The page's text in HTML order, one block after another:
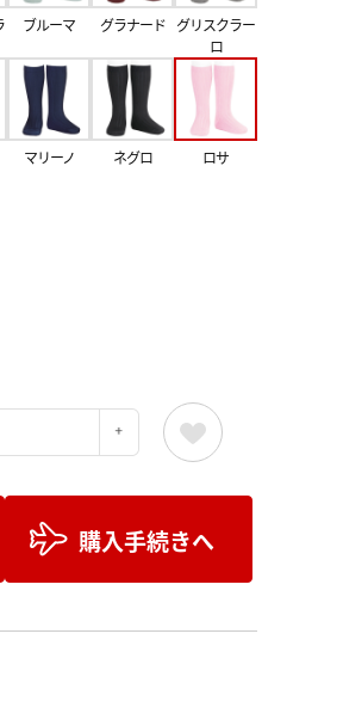
ブルーマ グラナード
グリスクラー
ロ
マリーノ ネグロ ロサ
購入手続きへ